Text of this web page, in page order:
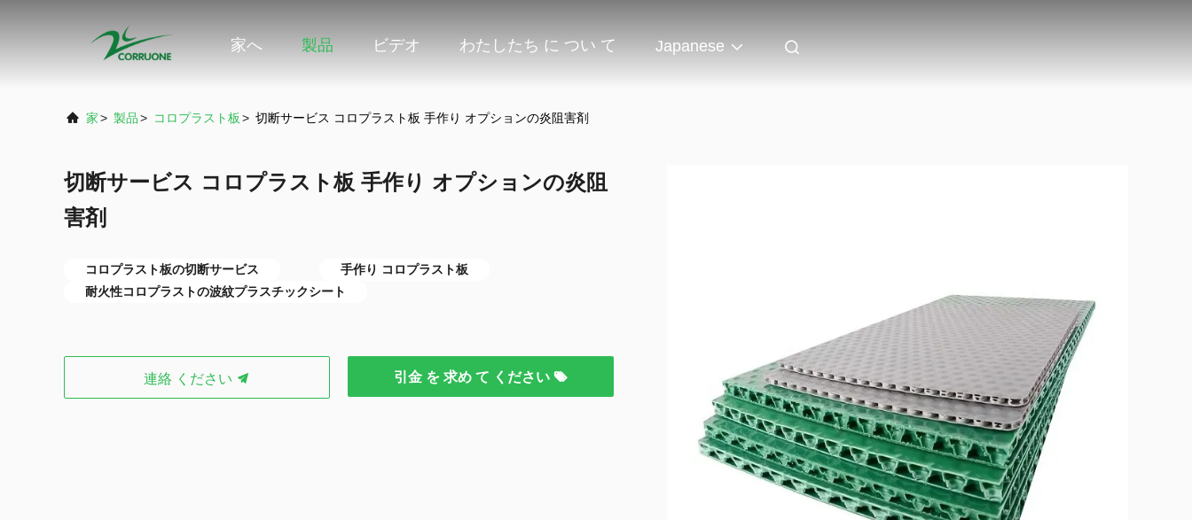
家へ 製品 ビデオ わたしたち に つい て Japanese
家> 製品> コロプラスト板 > 切断サービス コロプラスト板 手作り オプションの炎阻害剤
切断サービス コロプラスト板 手作り オプションの炎阻
害剤
コロプラスト板の切断サービス
手作り コロプラスト板
耐火性コロプラストの波紋プラスチックシート
連絡 ください 引金 を 求め て ください